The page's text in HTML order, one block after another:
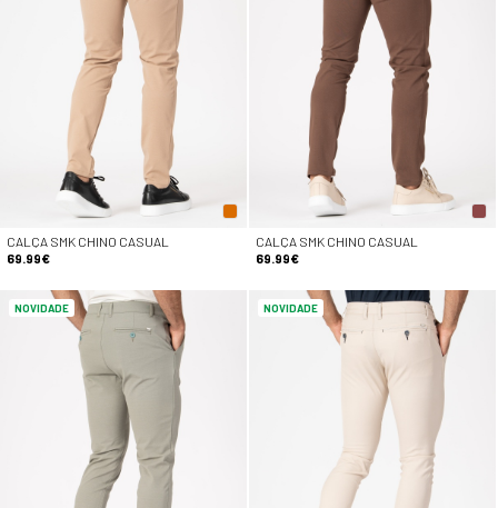
CALÇA SMK CHINO CASUAL
69.99€
CALÇA SMK CHINO CASUAL
69.99€
NOVIDADE NOVIDADE